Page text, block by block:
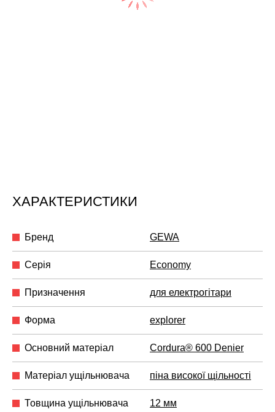
ХАРАКТЕРИСТИКИ
Бренд GEWA
Серія Economy
Призначення для електрогітари
Форма explorer
Основний матеріал Cordura® 600 Denier
Матеріал ущільнювача піна високої щільності
Товщина ущільнювача 12 мм